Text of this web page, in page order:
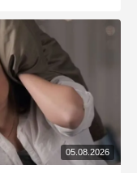
05.08.2026